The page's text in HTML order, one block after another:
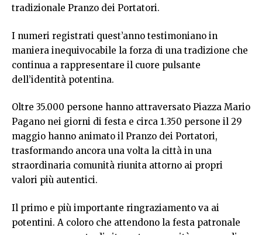
tradizionale Pranzo dei Portatori.
I numeri registrati quest’anno testimoniano in
maniera inequivocabile la forza di una tradizione che
continua a rappresentare il cuore pulsante
dell’identità potentina.
Oltre 35.000 persone hanno attraversato Piazza Mario
Pagano nei giorni di festa e circa 1.350 persone il 29
maggio hanno animato il Pranzo dei Portatori,
trasformando ancora una volta la città in una
straordinaria comunità riunita attorno ai propri
valori più autentici.
Il primo e più importante ringraziamento va ai
potentini. A coloro che attendono la festa patronale